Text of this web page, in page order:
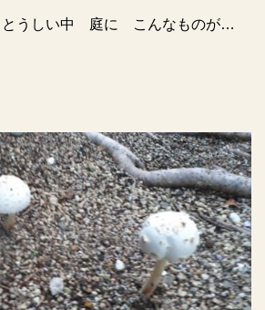
とうしい中 庭に こんなものが…